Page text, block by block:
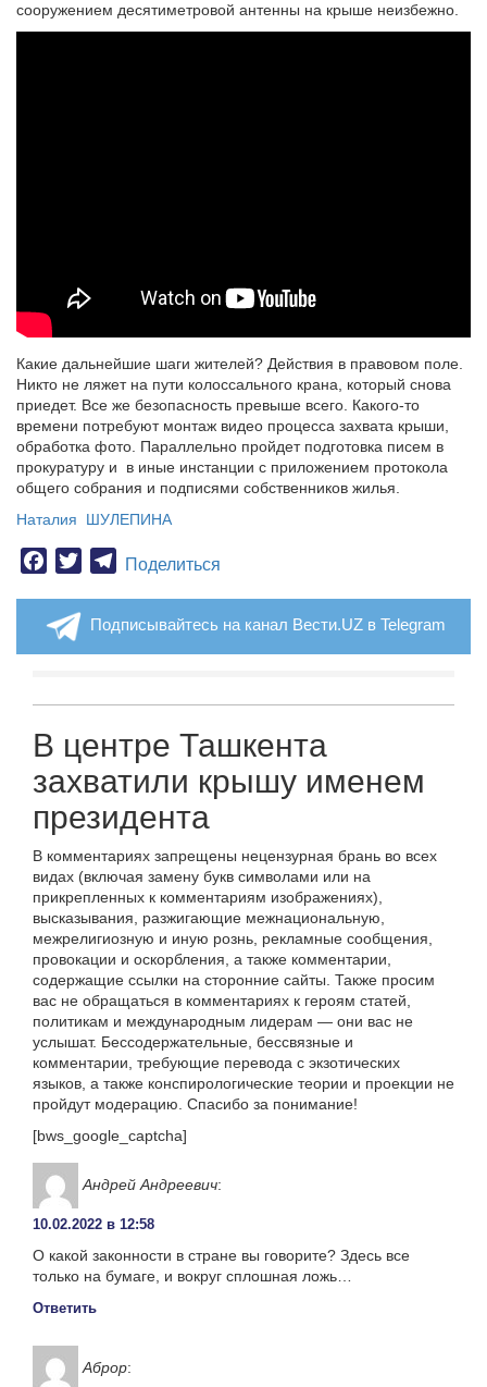
сооружением десятиметровой антенны на крыше неизбежно.
Какие дальнейшие шаги жителей? Действия в правовом поле.
Никто не ляжет на пути колоссального крана, который снова
приедет. Все же безопасность превыше всего. Какого-то
времени потребуют монтаж видео процесса захвата крыши,
обработка фото. Параллельно пройдет подготовка писем в
прокуратуру и в иные инстанции с приложением протокола
общего собрания и подписями собственников жилья.
Наталия ШУЛЕПИНА
Facebook
TwitterTelegram
Поделиться
Подписывайтесь на канал Вести.UZ в Telegram
В центре Ташкента
захватили крышу именем
президента
В комментариях запрещены нецензурная брань во всех
видах (включая замену букв символами или на
прикрепленных к комментариям изображениях),
высказывания, разжигающие межнациональную,
межрелигиозную и иную рознь, рекламные сообщения,
провокации и оскорбления, а также комментарии,
содержащие ссылки на сторонние сайты. Также просим
вас не обращаться в комментариях к героям статей,
политикам и международным лидерам — они вас не
услышат. Бессодержательные, бессвязные и
комментарии, требующие перевода с экзотических
языков, а также конспирологические теории и проекции не
пройдут модерацию. Спасибо за понимание!
[bws_google_captcha]
Андрей Андреевич:
10.02.2022 в 12:58
О какой законности в стране вы говорите? Здесь все
только на бумаге, и вокруг сплошная ложь…
Ответить
Аброр: